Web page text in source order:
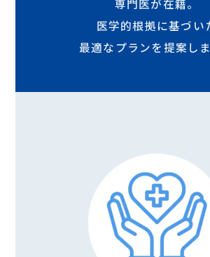
専門医が在籍。
医学的根拠に基づい
最適なプランを提案しま